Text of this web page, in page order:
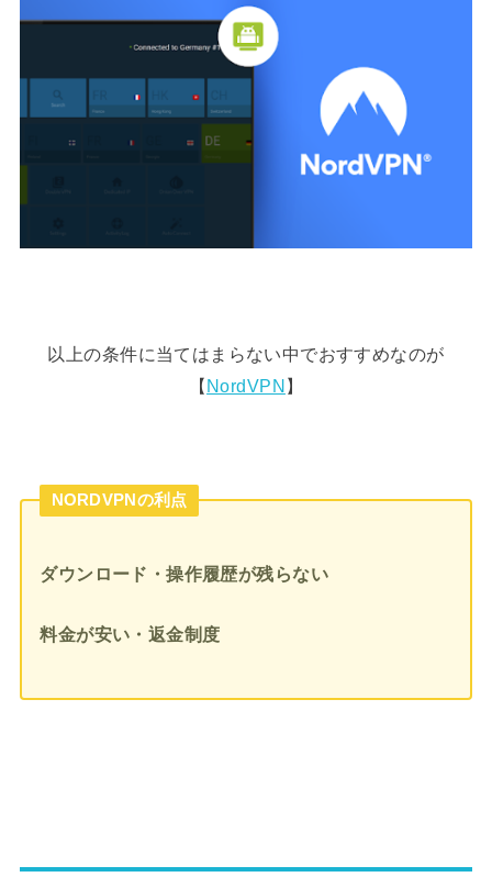
以上の条件に当てはまらない中でおすすめなのが
【NordVPN】
NORDVPNの利点
ダウンロード・操作履歴が残らない
料金が安い・返金制度